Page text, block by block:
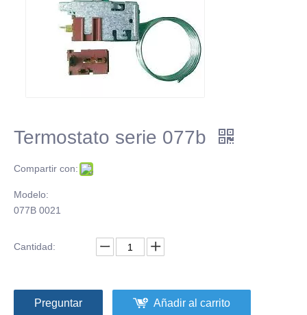
Termostato serie 077b
Compartir con:
Modelo:
077B 0021
Cantidad:
Preguntar Añadir al carrito